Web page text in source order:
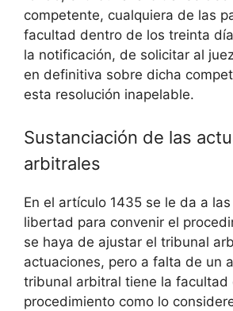
competente, cualquiera de las
facultad dentro de los treinta
la notificación, de solicitar al
en definitiva sobre dicha
esta resolución inapelable.
Sustanciación de las
arbitrales
En el artículo 1435 se le da a
libertad para convenir el
se haya de ajustar el tribunal
actuaciones, pero a falta de un
tribunal arbitral tiene la facultad
procedimiento como lo